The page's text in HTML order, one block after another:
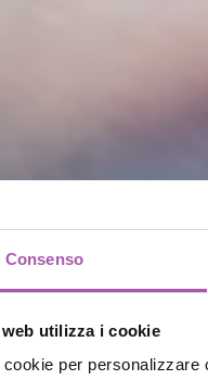
Consenso
utilizza i cookie
per personalizzare